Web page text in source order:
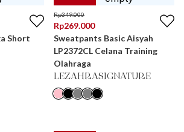
Short
Rp349.000
Rp269.000
Sweatpants Basic Aisyah
LP2372CL Celana Training
Olahraga
LEZAHRASIGNATURE